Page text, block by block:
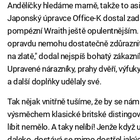
Andělíčky hledáme marně, takže to
Japonský úpravce Office-K dostal
pompézní Wraith ještě opulentnějším.
opravdu nemohu dostatečně
na zlatě," dodal nejspíš bohatý
Upravené nárazníky, prahy dvěří,
a další doplňky udělaly své.
Tak nějak vnitřně tušíme, že by se
výsměchem klasické britské
líbit nemělo. A taky nelíbí! Jenže když